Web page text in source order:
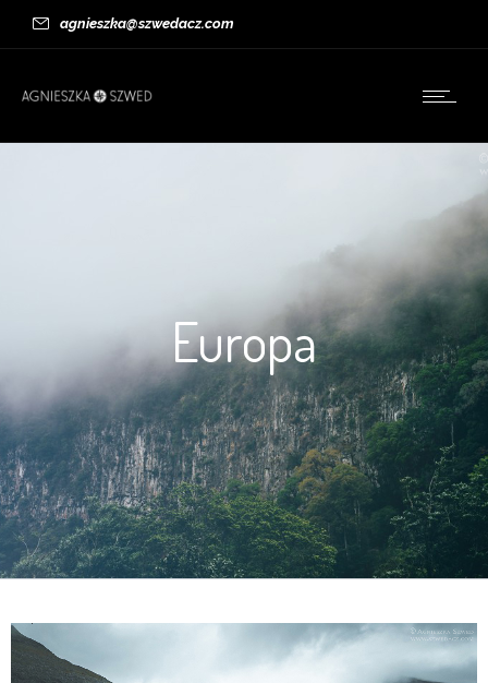
agnieszka@szwedacz.com
Europa